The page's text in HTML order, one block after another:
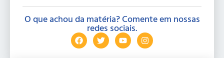
O que achou da matéria? Comente em nossas
redes sociais.